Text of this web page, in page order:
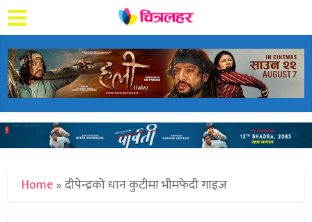
Home»दीपेन्द्रको धान कुटीमा भीमफेदी गाइज